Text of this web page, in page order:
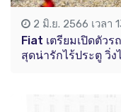
2 มิ.ย. 2566 เวลา
Fiat เตรียมเปิดตัว
สุดน่ารักไร้ประตู วิ่